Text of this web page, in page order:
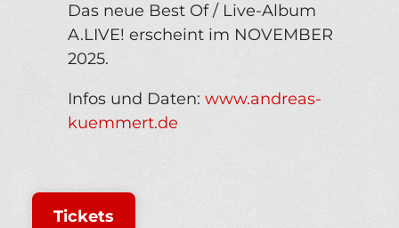
Das neue Best Of / Live-Album
A.LIVE! erscheint im NOVEMBER
2025.
Infos und Daten: www.andreas-
kuemmert.de
Tickets